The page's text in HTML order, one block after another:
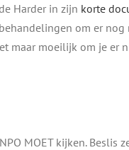
Harder in zijn korte
om er nog
maar moeilijk om je er
MOET kijken. Beslis